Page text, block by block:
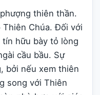
thiên thần.
Chúa. Đối với
hữu bày tỏ lòng
cầu bầu. Sự
bởi nếu xem thiên
song với Thiên